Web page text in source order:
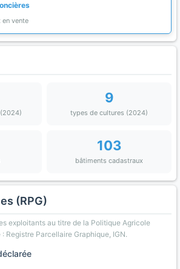
en vente
9
types de cultures (2024)
103
bâtiments cadastraux
(RPG)
exploitants au titre de la Politique Agricole
Registre Parcellaire Graphique, IGN.